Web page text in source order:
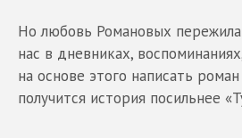
Но любовь Романовых
нас в дневниках,
на основе этого написать
получится история посильнее